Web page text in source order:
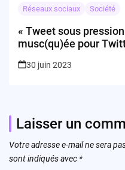
Réseaux sociaux Société
« Tweet sous
musc(qu)ée pour
30 juin 2023
Laisser un
Votre adresse e-mail ne sera
sont indiqués avec *